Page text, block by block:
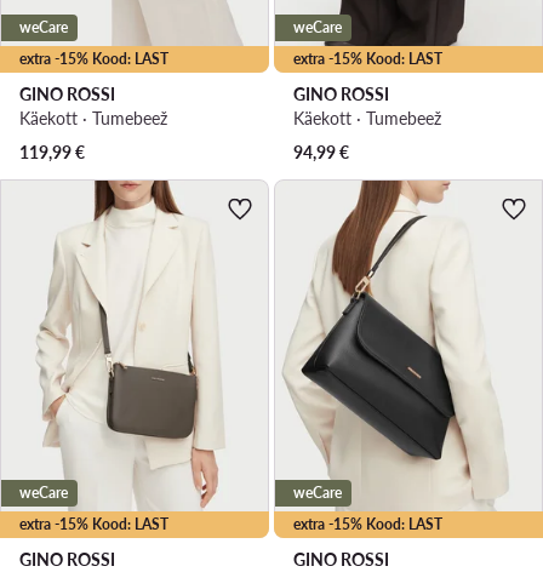
extra -15% Kood: LAST
weCare
GINO ROSSI
Käekott · Tumebeež
119,99€
extra -15% Kood: LAST
weCare
GINO ROSSI
Käekott · Tumebeež
94,99€
extra -15% Kood: LAST
weCare
GINO ROSSI
extra -15% Kood: LAST
weCare
GINO ROSSI